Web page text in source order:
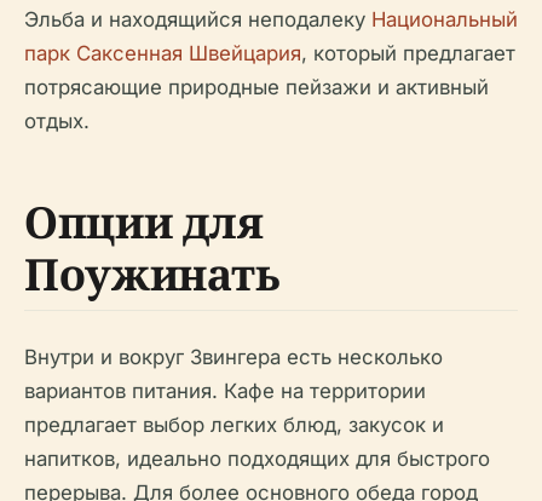
Эльба и находящийся неподалеку Национальный
парк Саксенная Швейцария, который предлагает
потрясающие природные пейзажи и активный
отдых.
Опции для
Поужинать
Внутри и вокруг Звингера есть несколько
вариантов питания. Кафе на территории
предлагает выбор легких блюд, закусок и
напитков, идеально подходящих для быстрого
перерыва. Для более основного обеда город